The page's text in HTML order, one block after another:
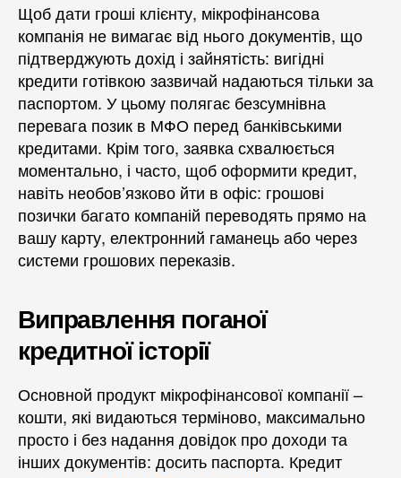
Щоб дати гроші клієнту, мікрофінансова
компанія не вимагає від нього документів, що
підтверджують дохід і зайнятість: вигідні
кредити готівкою зазвичай надаються тільки за
паспортом. У цьому полягає безсумнівна
перевага позик в МФО перед банківськими
кредитами. Крім того, заявка схвалюється
моментально, і часто, щоб оформити кредит,
навіть необов’язково йти в офіс: грошові
позички багато компаній переводять прямо на
вашу карту, електронний гаманець або через
системи грошових переказів.
Виправлення поганої
кредитної історії
Основной продукт мікрофінансової компанії –
кошти, які видаються терміново, максимально
просто і без надання довідок про доходи та
інших документів: досить паспорта. Кредит